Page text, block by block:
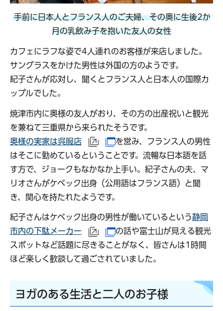
手前に日本人とフランス人のご夫婦、その奥に生後2か
月の乳飲み子を抱いた友人の女性
カフェにラフな姿で4人連れのお客様が来店しました。
サングラスをかけた男性は外国の方のようです。
紀子さんが応対し、聞くとフランス人と日本人の国際カ
ップルでした。
焼津市内に奥様の友人がおり、その方の出産祝いと観光
を兼ねて三重県から来られたそうです。
奥様の実家は呉服店
（外部サイトへリンク）
（別ウインドウで開きます）
を営み、フランス人の男性
はそこに勤めているということです。流暢な日本語を話
す方で、ジョークもなかなか上手い。紀子さんの夫、マ
リオさんがケベック出身（公用語はフランス語）と聞
き、関心を持たれたようです。
紀子さんはケベック出身の男性が働いているという静岡
市内の下駄メーカー
（外部サイトへリンク）
（別ウインドウで開きます）
の話や富士山が見える観光
スポットなど話題に尽きることがなく、皆さんは1時間
ほど楽しく歓談して過ごされていました。
ヨガのある生活と二人のお子様